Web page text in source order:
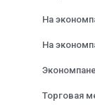
На
На
Торговая